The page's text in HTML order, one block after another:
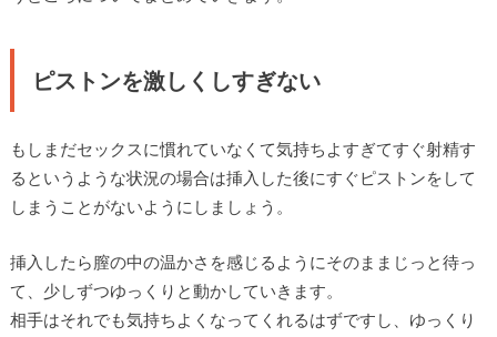
ピストンを激しくしすぎない
もしまだセックスに慣れていなくて気持ちよすぎてすぐ射精す
るというような状況の場合は挿入した後にすぐピストンをして
しまうことがないようにしましょう。
挿入したら膣の中の温かさを感じるようにそのままじっと待っ
て、少しずつゆっくりと動かしていきます。
相手はそれでも気持ちよくなってくれるはずですし、ゆっくり